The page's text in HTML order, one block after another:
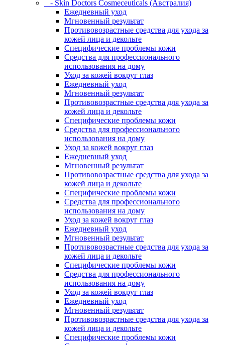
- Skin Doctors Cosmeceuticals (Австралия)
Ежедневный уход
Мгновенный результат
Противовозрастные средства для ухода за
кожей лица и декольте
Специфические проблемы кожи
Средства для профессионального
использования на дому
Уход за кожей вокруг глаз
Ежедневный уход
Мгновенный результат
Противовозрастные средства для ухода за
кожей лица и декольте
Специфические проблемы кожи
Средства для профессионального
использования на дому
Уход за кожей вокруг глаз
Ежедневный уход
Мгновенный результат
Противовозрастные средства для ухода за
кожей лица и декольте
Специфические проблемы кожи
Средства для профессионального
использования на дому
Уход за кожей вокруг глаз
Ежедневный уход
Мгновенный результат
Противовозрастные средства для ухода за
кожей лица и декольте
Специфические проблемы кожи
Средства для профессионального
использования на дому
Уход за кожей вокруг глаз
Ежедневный уход
Мгновенный результат
Противовозрастные средства для ухода за
кожей лица и декольте
Специфические проблемы кожи